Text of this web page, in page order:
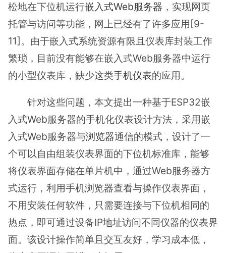
松地在下位机运行嵌入式Web服务器 ，实现网页
托管与访问等功能，网上已经有了许多应用[9-
11]。由于嵌入式系统资源有限且仪表库封装工作
繁琐，目前没有能够在嵌入式Web服务器中运行
的小型仪表库，缺少这类手机仪表的应用。
针对这些问题，本文提出一种基于ESP32嵌
入式Web服务器的手机化仪表设计方法，采用嵌
入式Web服务器与浏览器通信的模式，设计了一
个可以自由组装仪表界面的下位机标准库，能够
将仪表界面存储在单片机中，通过Web服务器方
式运行，利用手机浏览器查看与操作仪表界面，
不用安装任何软件，只需要连接与下位机相同的
热点，即可通过设备IP地址访问不同仪器的仪表界
面。该设计操作简单且交互友好，学习成本低，